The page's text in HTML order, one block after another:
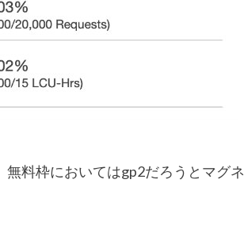
無料枠においてはgp2だろうとマグネ